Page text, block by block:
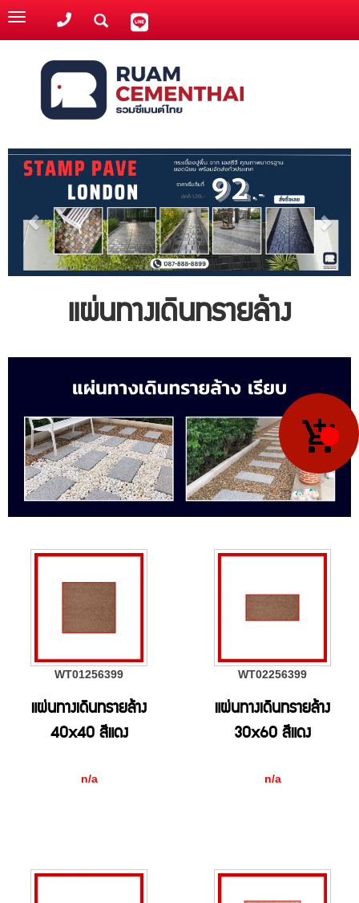
Toggle
navigation
แผ่นทางเดินทรายล้าง
WT01256399
แผ่นทางเดินทรายล้าง
40x40 สีแดง
n/a
WT02256399
แผ่นทางเดินทรายล้าง
30x60 สีแดง
n/a